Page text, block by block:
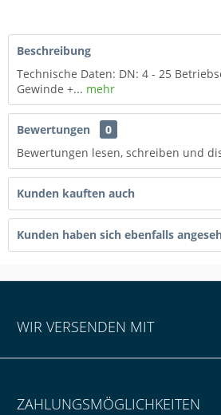
Beschreibung
Technische Daten: DN: 4 - 25
Gewinde +... mehr
Bewertungen
0
Bewertungen lesen, schreiben und
Kunden kauften auch
Kunden haben sich ebenfalls
WIR VERSENDEN MIT
ZAHLUNGSMÖGLICHKEITEN